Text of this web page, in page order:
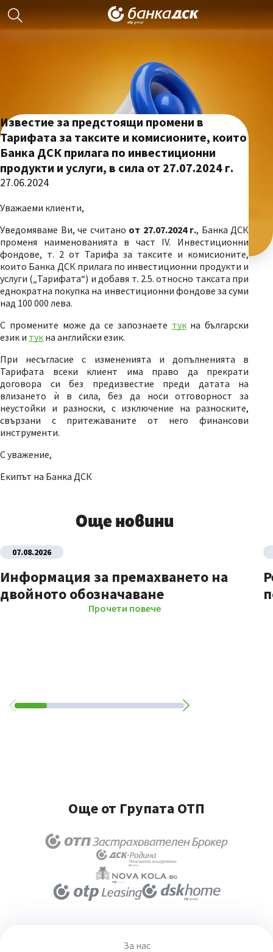
Известие за предстоящи промени в
Тарифата за таксите и комисионите, които
Банка ДСК прилага по инвестиционни
продукти и услуги, в сила от 27.07.2024 г.
27.06.2024
Уважаеми клиенти,
Уведомяваме Ви, че считано от 27.07.2024 г., Банка ДСК
променя наименованията в част IV. Инвестиционни
фондове, т. 2 от Тарифа за таксите и комисионите,
които Банка ДСК прилага по инвестиционни продукти и
услуги („Тарифата“) и добавя т. 2.5. относно таксата при
еднократна покупка на инвестиционни фондове за суми
над 100 000 лева.
С промените може да се запознаете тукна български
език и тук на английски език.
При несъгласие с измененията и допълненията в
Тарифата всеки клиент има право да прекрати
договора си без предизвестие преди датата на
влизането ѝ в сила, без да носи отговорност за
неустойки и разноски, с изключение на разноските,
свързани с притежаваните от него финансови
инструменти.
С уважение,
Екипът на Банка ДСК
Още новини
07.08.2026
Информация за премахването на
двойното обозначаване
Прочети повече
Още от Групата ОТП
За нас